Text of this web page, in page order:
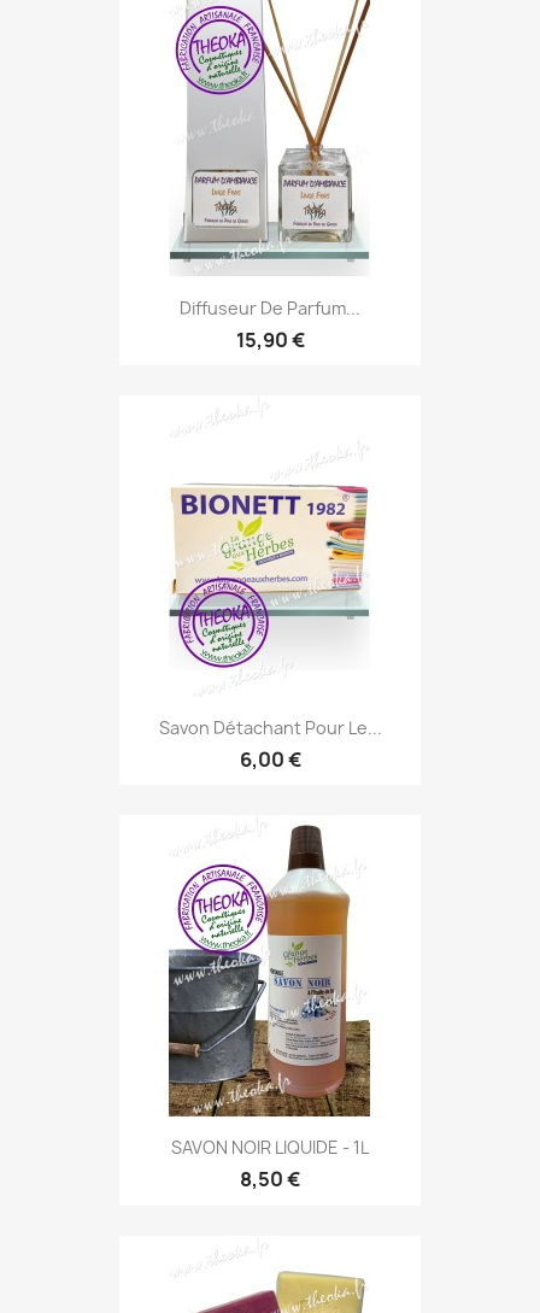
Diffuseur De Parfum...
15,90 €
Savon Détachant Pour Le...
6,00 €
SAVON NOIR LIQUIDE - 1L
8,50 €